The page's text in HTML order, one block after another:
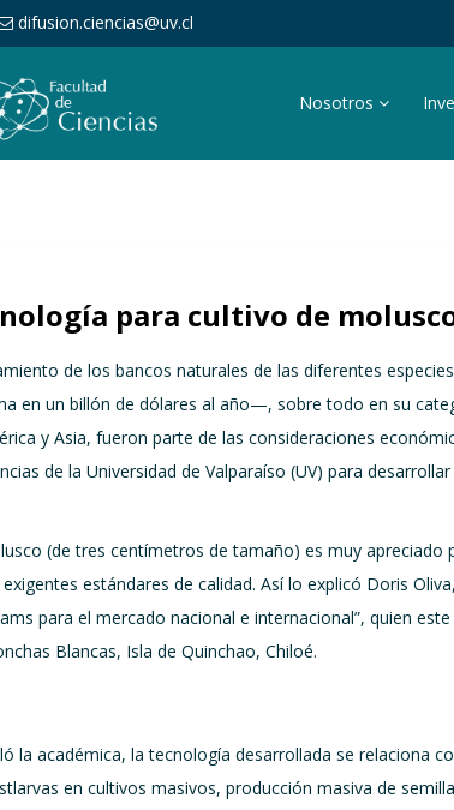
difusion.ciencias@uv.cl
Nosotros
para cultivo de
de los bancos naturales de las diferentes
en un billón de dólares al año—, sobre todo en su
y Asia, fueron parte de las consideraciones
de la Universidad de Valparaíso (UV) para
(de tres centímetros de tamaño) es muy
estándares de calidad. Así lo explicó Doris
para el mercado nacional e internacional”, quien
Blancas, Isla de Quinchao, Chiloé.
la académica, la tecnología desarrollada se relaciona
en cultivos masivos, producción masiva de